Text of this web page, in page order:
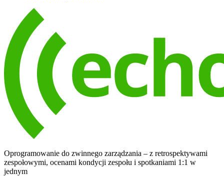
Oprogramowanie do zwinnego zarządzania – z retrospektywami
zespołowymi, ocenami kondycji zespołu i spotkaniami 1:1 w
jednym